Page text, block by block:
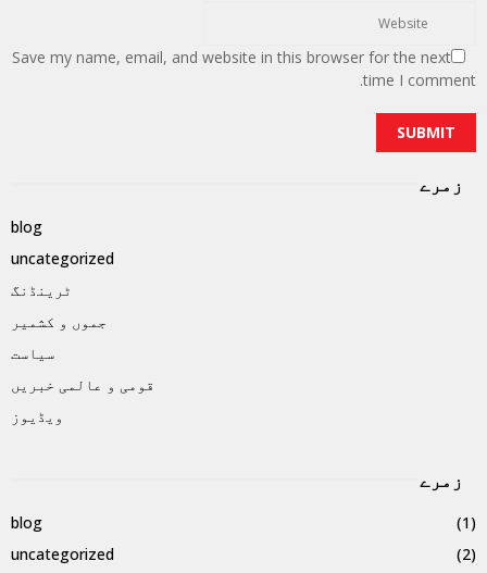
Save my name, email, and website in this browser for the next
time I comment.
زمرے
blog
uncategorized
ٹرینڈنگ
جموں و کشمیر
سیاست
قومی و عالمی خبریں
ویڈیوز
زمرے
blog
(1)
uncategorized
(2)